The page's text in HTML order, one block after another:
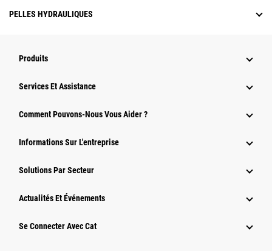
PELLES HYDRAULIQUES
Produits
Services Et Assistance
Comment Pouvons-Nous Vous Aider ?
Informations Sur L'entreprise
Solutions Par Secteur
Actualités Et Événements
Se Connecter Avec Cat